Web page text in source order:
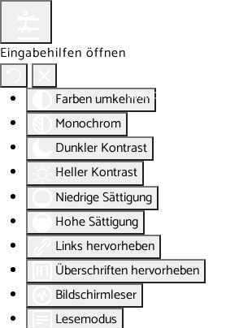
Eingabehilfen öffnen
Farben umkehren
Monochrom
Dunkler Kontrast
Heller Kontrast
Niedrige Sättigung
Hohe Sättigung
Links hervorheben
Überschriften hervorheben
Bildschirmleser
Lesemodus